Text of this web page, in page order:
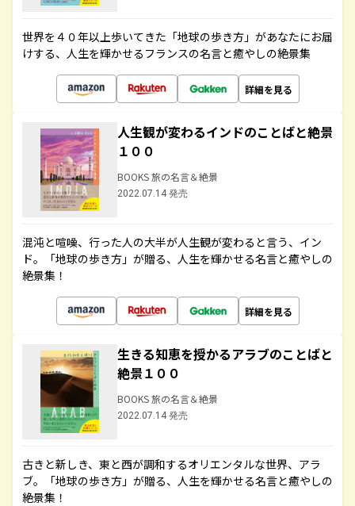
世界を４０年以上歩いてきた「地球の歩き方」があなたにお届
けする、人生を輝かせるフランスの名言と癒やしの絶景集
詳細を見る
人生観が変わるインドのことばと絶景
１００
BOOKS 旅の名言＆絶景
2022.07.14 発売
混沌と喧噪、行った人の大半が人生観が変わると言う、イン
ド。「地球の歩き方」が贈る、人生を輝かせる名言と癒やしの
絶景集！
詳細を見る
生きる知恵を授かるアラブのことばと
絶景１００
BOOKS 旅の名言＆絶景
2022.07.14 発売
古きと新しき、東と西が調和するオリエンタルな世界、アラ
ブ。「地球の歩き方」が贈る、人生を輝かせる名言と癒やしの
絶景集！